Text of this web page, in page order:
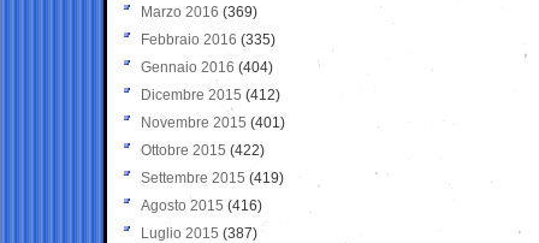
Marzo 2016 (369)
Febbraio 2016 (335)
Gennaio 2016 (404)
Dicembre 2015 (412)
Novembre 2015 (401)
Ottobre 2015 (422)
Settembre 2015 (419)
Agosto 2015 (416)
Luglio 2015 (387)